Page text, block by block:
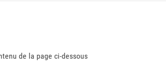
de la page ci-dessous